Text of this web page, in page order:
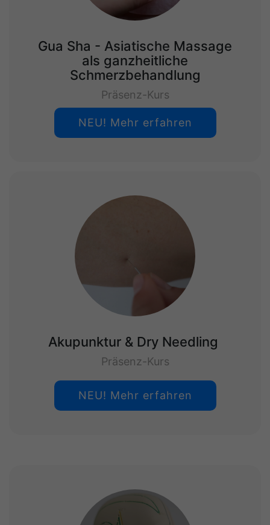
Gua Sha - Asiatische Massage
als ganzheitliche
Schmerzbehandlung
Präsenz-Kurs
NEU! Mehr erfahren
Akupunktur & Dry Needling
Präsenz-Kurs
NEU! Mehr erfahren